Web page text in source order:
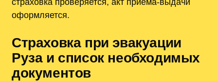
оформляется.
Страховка при эвакуации
Руза и список необходимых
документов